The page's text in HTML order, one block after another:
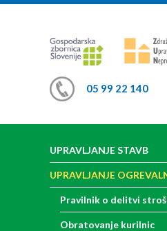
05 99 22 140
UPRAVLJANJE STAVB
UPRAVLJANJE
Pravilnik o delitvi
Obratovanje kurilnic